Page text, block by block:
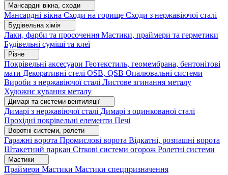
Мансардні вікна, сходи
Мансардні вікна Сходи на горище Сходи з нержавіючої сталі
Будівельна хімія
Лаки, фарби та просочення Мастики, праймери та герметики
Будівельні суміші та клеї
Різне
Покрівельні аксесуари Геотекстиль, геомембрана, бентонітові
мати Декоративні стелі OSB, QSB Опалювальні системи
Вироби з нержавіючої сталі Листове згинання металу
Художнє кування металу
Димарі та системи вентиляції
Димарі з нержавіючої сталі Димарі з оцинкованої сталі
Прохідні покрівельні елементи Печі
Воротні системи, ролети
Гаражні ворота Промислові ворота Відкатні, розпашні ворота
Штакетний паркан Сіткові системи огорож Ролетні системи
Мастики
Праймери Мастики Мастики спецпризначення